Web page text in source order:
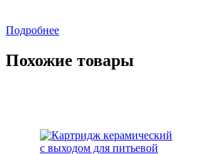
Подробнее
Похожие товары